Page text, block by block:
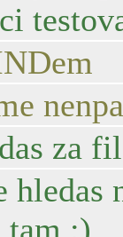
za
hledas
tam :)